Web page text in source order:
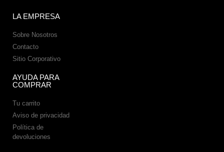
LA EMPRESA
Sobre Nosotros
Contacto
Sitio Corporativo
AYUDA PARA
COMPRAR
Tu carrito
Aviso de privacidad
Política de
devoluciones